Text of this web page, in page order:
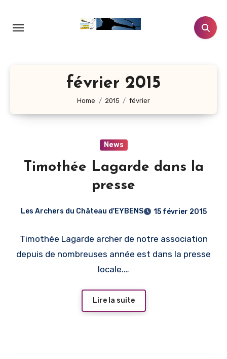
contenu
février 2015
Home 2015 février
News
Timothée Lagarde dans la
presse
Les Archers du Château d'EYBENS 15 février 2015
Timothée Lagarde archer de notre association
depuis de nombreuses année est dans la presse
locale.…
Lire la suite